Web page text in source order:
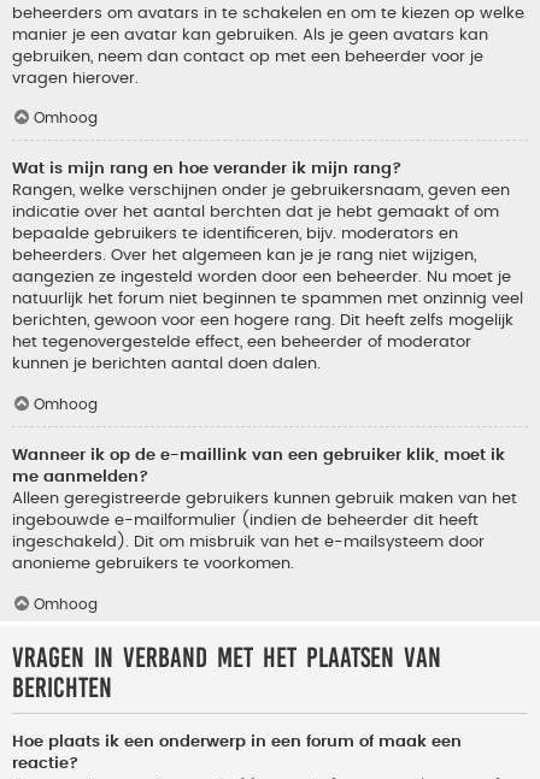
beheerders om avatars in te schakelen en om te kiezen op welke
manier je een avatar kan gebruiken. Als je geen avatars kan
gebruiken, neem dan contact op met een beheerder voor je
vragen hierover.
Omhoog
Wat is mijn rang en hoe verander ik mijn rang?
Rangen, welke verschijnen onder je gebruikersnaam, geven een
indicatie over het aantal berchten dat je hebt gemaakt of om
bepaalde gebruikers te identificeren, bijv. moderators en
beheerders. Over het algemeen kan je je rang niet wijzigen,
aangezien ze ingesteld worden door een beheerder. Nu moet je
natuurlijk het forum niet beginnen te spammen met onzinnig veel
berichten, gewoon voor een hogere rang. Dit heeft zelfs mogelijk
het tegenovergestelde effect, een beheerder of moderator
kunnen je berichten aantal doen dalen.
Omhoog
Wanneer ik op de e-maillink van een gebruiker klik, moet ik
me aanmelden?
Alleen geregistreerde gebruikers kunnen gebruik maken van het
ingebouwde e-mailformulier (indien de beheerder dit heeft
ingeschakeld). Dit om misbruik van het e-mailsysteem door
anonieme gebruikers te voorkomen.
Omhoog
Vragen in verband met het plaatsen van
berichten
Hoe plaats ik een onderwerp in een forum of maak een
reactie?